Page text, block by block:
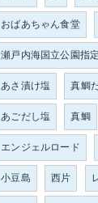
おばあちゃん食堂
瀬戸内海国立公園指
あさ漬け塩 真鯛
あごだし塩 真鯛
エンジェルロード
小豆島 西片